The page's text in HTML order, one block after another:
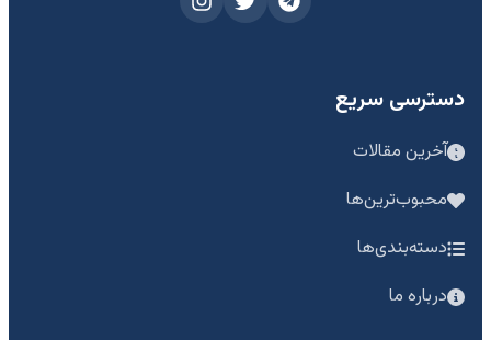
دسترسی سریع
آخرین مقالات
محبوب‌ترین‌ها
دسته‌بندی‌ها
درباره ما